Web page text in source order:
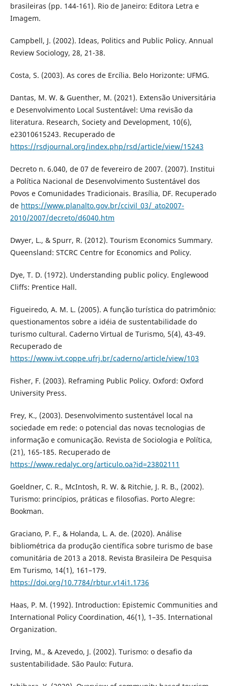
brasileiras (pp. 144-161). Rio de Janeiro: Editora Letra e
Imagem.
Campbell, J. (2002). Ideas, Politics and Public Policy. Annual
Review Sociology, 28, 21-38.
Costa, S. (2003). As cores de Ercília. Belo Horizonte: UFMG.
Dantas, M. W. & Guenther, M. (2021). Extensão Universitária
e Desenvolvimento Local Sustentável: Uma revisão da
literatura. Research, Society and Development, 10(6),
e23010615243. Recuperado de
https://rsdjournal.org/index.php/rsd/article/view/15243
Decreto n. 6.040, de 07 de fevereiro de 2007. (2007). Institui
a Política Nacional de Desenvolvimento Sustentável dos
Povos e Comunidades Tradicionais. Brasília, DF. Recuperado
de https://www.planalto.gov.br/ccivil_03/_ato2007-
2010/2007/decreto/d6040.htm
Dwyer, L., & Spurr, R. (2012). Tourism Economics Summary.
Queensland: STCRC Centre for Economics and Policy.
Dye, T. D. (1972). Understanding public policy. Englewood
Cliffs: Prentice Hall.
Figueiredo, A. M. L. (2005). A função turística do patrimônio:
questionamentos sobre a idéia de sustentabilidade do
turismo cultural. Caderno Virtual de Turismo, 5(4), 43-49.
Recuperado de
https://www.ivt.coppe.ufrj.br/caderno/article/view/103
Fisher, F. (2003). Reframing Public Policy. Oxford: Oxford
University Press.
Frey, K., (2003). Desenvolvimento sustentável local na
sociedade em rede: o potencial das novas tecnologias de
informação e comunicação. Revista de Sociologia e Política,
(21), 165-185. Recuperado de
https://www.redalyc.org/articulo.oa?id=23802111
Goeldner, C. R., McIntosh, R. W. & Ritchie, J. R. B., (2002).
Turismo: princípios, práticas e filosofias. Porto Alegre:
Bookman.
Graciano, P. F., & Holanda, L. A. de. (2020). Análise
bibliométrica da produção científica sobre turismo de base
comunitária de 2013 a 2018. Revista Brasileira De Pesquisa
Em Turismo, 14(1), 161–179.
https://doi.org/10.7784/rbtur.v14i1.1736
Haas, P. M. (1992). Introduction: Epistemic Communities and
International Policy Coordination, 46(1), 1–35. International
Organization.
Irving, M., & Azevedo, J. (2002). Turismo: o desafio da
sustentabilidade. São Paulo: Futura.